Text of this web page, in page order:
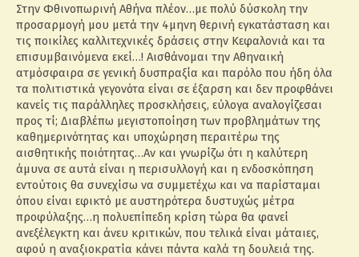
Στην Φθινοπωρινή Αθήνα πλέον…με πολύ δύσκολη την
προσαρμογή μου μετά την 4μηνη θερινή εγκατάσταση και
τις ποικίλες καλλιτεχνικές δράσεις στην Κεφαλονιά και τα
επισυμβαινόμενα εκεί…! Αισθάνομαι την Αθηναική
ατμόσφαιρα σε γενική δυσπραξία και παρόλο που ήδη όλα
τα πολιτιστικά γεγονότα είναι σε έξαρση και δεν προφθάνει
κανείς τις παράλληλες προσκλήσεις, εύλογα αναλογίζεσαι
προς τί; Διαβλέπω μεγιστοποίηση των προβλημάτων της
καθημερινότητας και υποχώρηση περαιτέρω της
αισθητικής ποιότητας…Αν και γνωρίζω ότι η καλύτερη
άμυνα σε αυτά είναι η περισυλλογή και η ενδοσκόπηση
εντούτοις θα συνεχίσω να συμμετέχω και να παρίσταμαι
όπου είναι εφικτό με αυστηρότερα δυστυχώς μέτρα
προφύλαξης…η πολυεπίπεδη κρίση τώρα θα φανεί
ανεξέλεγκτη και άνευ κριτικών, που τελικά είναι μάταιες,
αφού η αναξιοκρατία κάνει πάντα καλά τη δουλειά της.